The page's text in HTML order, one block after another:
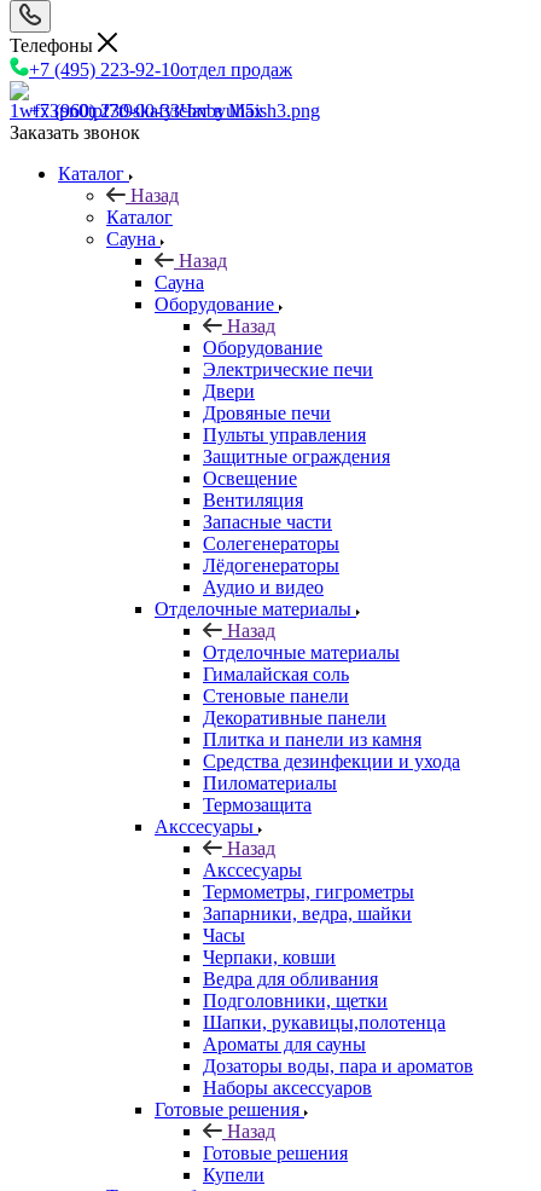
Телефоны
+7 (495) 223-92-10отдел продаж
+7 (960) 230-00-33Чат в Max
Заказать звонок
Каталог
Назад
Каталог
Сауна
Назад
Сауна
Оборудование
Назад
Оборудование
Электрические печи
Двери
Дровяные печи
Пульты управления
Защитные ограждения
Освещение
Вентиляция
Запасные части
Солегенераторы
Лёдогенераторы
Аудио и видео
Отделочные материалы
Назад
Отделочные материалы
Гималайская соль
Стеновые панели
Декоративные панели
Плитка и панели из камня
Средства дезинфекции и ухода
Пиломатериалы
Термозащита
Аксcесуары
Назад
Аксcесуары
Термометры, гигрометры
Запарники, ведра, шайки
Часы
Черпаки, ковши
Ведра для обливания
Подголовники, щетки
Шапки, рукавицы,полотенца
Ароматы для сауны
Дозаторы воды, пара и ароматов
Наборы аксессуаров
Готовые решения
Назад
Готовые решения
Купели